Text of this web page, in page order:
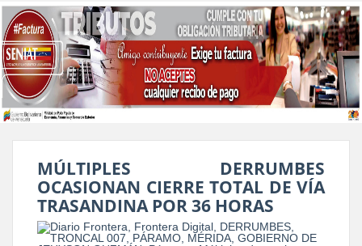
MÚLTIPLES DERRUMBES
OCASIONAN CIERRE TOTAL DE VÍA
TRASANDINA POR 36 HORAS